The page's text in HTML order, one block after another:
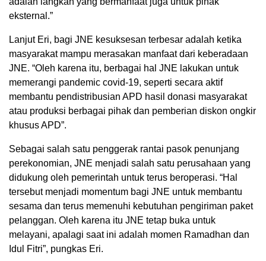
eksternal.”
Lanjut Eri, bagi JNE kesuksesan terbesar adalah ketika
masyarakat mampu merasakan manfaat dari keberadaan
JNE. “Oleh karena itu, berbagai hal JNE lakukan untuk
memerangi pandemic covid-19, seperti secara aktif
membantu pendistribusian APD hasil donasi masyarakat
atau produksi berbagai pihak dan pemberian diskon ongkir
khusus APD”.
Sebagai salah satu penggerak rantai pasok penunjang
perekonomian, JNE menjadi salah satu perusahaan yang
didukung oleh pemerintah untuk terus beroperasi. “Hal
tersebut menjadi momentum bagi JNE untuk membantu
sesama dan terus memenuhi kebutuhan pengiriman paket
pelanggan. Oleh karena itu JNE tetap buka untuk
melayani, apalagi saat ini adalah momen Ramadhan dan
Idul Fitri”, pungkas Eri.